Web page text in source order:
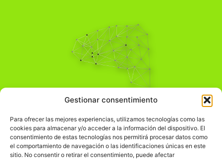
Gestionar consentimiento
Para ofrecer las mejores experiencias, utilizamos tecnologías como las
cookies para almacenar y/o acceder a la información del dispositivo. El
consentimiento de estas tecnologías nos permitirá procesar datos como
el comportamiento de navegación o las identificaciones únicas en este
sitio. No consentir o retirar el consentimiento, puede afectar
Pensamiento Crítico
Comprender el mundo para transformarlo.
Información Legal